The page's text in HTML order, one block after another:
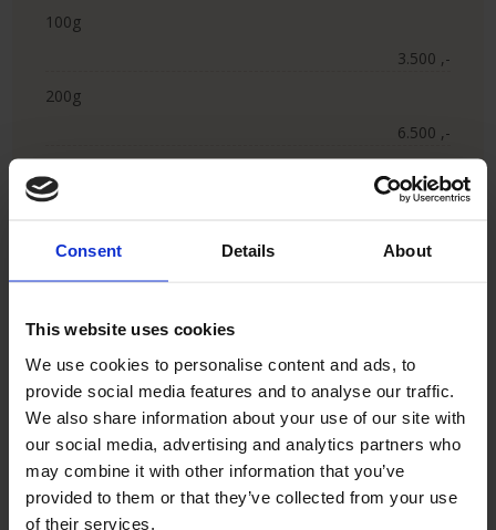
Consent Details About
This website uses cookies
We use cookies to personalise content and ads, to
provide social media features and to analyse our traffic.
We also share information about your use of our site with
our social media, advertising and analytics partners who
may combine it with other information that you’ve
provided to them or that they’ve collected from your use
of their services.
100g
3.500 ,-​
200g
6.500 ,-​
FØR / EFTER BILLEDER​